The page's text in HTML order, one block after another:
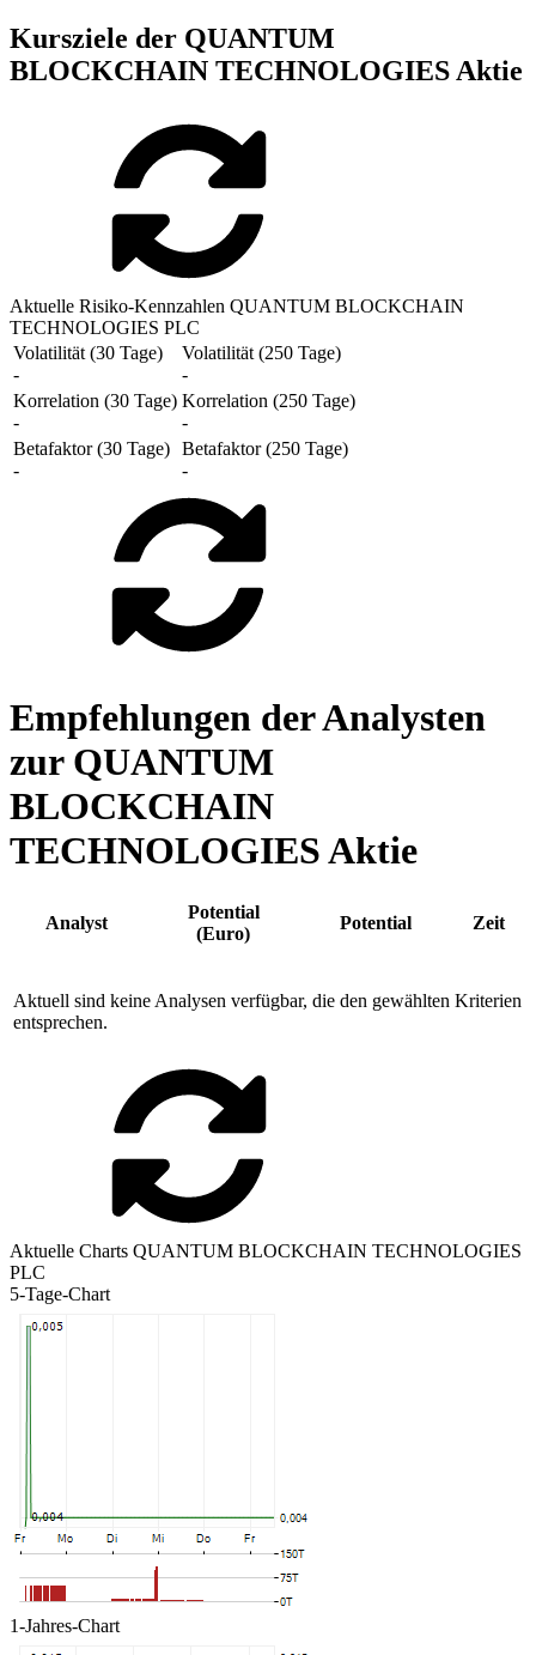
Kursziele der QUANTUM
BLOCKCHAIN TECHNOLOGIES Aktie
Aktuelle Risiko-Kennzahlen QUANTUM BLOCKCHAIN
TECHNOLOGIES PLC
Volatilität (30 Tage)
-
Volatilität (250 Tage)
-
Korrelation (30 Tage)
-
Korrelation (250 Tage)
-
Betafaktor (30 Tage)
-
Betafaktor (250 Tage)
-
Empfehlungen der Analysten
zur QUANTUM
BLOCKCHAIN
TECHNOLOGIES Aktie
Analyst
Potential
(Euro)
Potential Zeit
Aktuell sind keine Analysen verfügbar, die den gewählten Kriterien
entsprechen.
Aktuelle Charts QUANTUM BLOCKCHAIN TECHNOLOGIES
PLC
5-Tage-Chart
1-Jahres-Chart